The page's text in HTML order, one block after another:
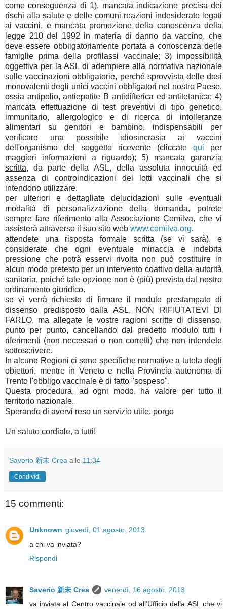
come conseguenza di 1), mancata indicazione precisa dei
rischi alla salute e delle comuni reazioni indesiderate legati
ai vaccini, e mancata promozione della conoscenza della
legge 210 del 1992 in materia di danno da vaccino, che
deve essere obbligatoriamente portata a conoscenza delle
famiglie prima della profilassi vaccinale; 3) impossibilità
oggettiva per la ASL di adempiere alla normativa nazionale
sulle vaccinazioni obbligatorie, perché sprovvista delle dosi
monovalenti degli unici vaccini obbligatori nel nostro Paese,
ossia antipolio, antiepatite B antidifterica ed antitetanica; 4)
mancata effettuazione di test preventivi di tipo genetico,
immunitario, allergologico e di ricerca di intolleranze
alimentari su genitori e bambino, indispensabili per
verificare una possibile idiosincrasia ai vaccini
dell'organismo del soggetto ricevente (cliccate qui per
maggiori informazioni a riguardo); 5) mancata garanzia
scritta, da parte della ASL, della assoluta innocuità ed
assenza di controindicazioni dei lotti vaccinali che si
intendono utilizzare.
per ulteriori e dettagliate delucidazioni sulle eventuali
modalità di personalizzazione della domanda, potrete
sempre fare riferimento alla Associazione Comilva, che vi
assisterà attraverso il suo sito web www.comilva.org.
attendete una risposta formale scritta (se vi sarà), e
considerate che ogni eventuale minaccia e indebita
pressione che potrà esservi rivolta non può costituire in
alcun modo pretesto per un intervento coattivo della autorità
sanitaria, poiché tale opzione non è (più) prevista dal nostro
ordinamento giuridico.
se vi verrà richiesto di firmare il modulo prestampato di
dissenso predisposto dalla ASL, NON RIFIUTATEVI DI
FARLO, ma allegate le vostre ragioni scritte di dissenso,
punto per punto, cancellando dal predetto modulo tutti i
riferimenti (non necessari o non corretti) che non intendete
sottoscrivere.
In alcune Regioni ci sono specifiche normative a tutela degli
obiettori, mentre in Veneto e nella Provincia autonoma di
Trento l'obbligo vaccinale è di fatto "sospeso".
Questa procedura, ad ogni modo, ha valore per tutto il
territorio nazionale.
Sperando di avervi reso un servizio utile, porgo
Un saluto cordiale, a tutti!
Saverio 新未 Crea alle 11:34
Condividi
15 commenti:
Unknown giovedì, 01 agosto, 2013
a chi va inviata?
Rispondi
Saverio 新未 Crea
venerdì, 16 agosto, 2013
va inviata al Centro vaccinale od all'Ufficio della ASL che vi